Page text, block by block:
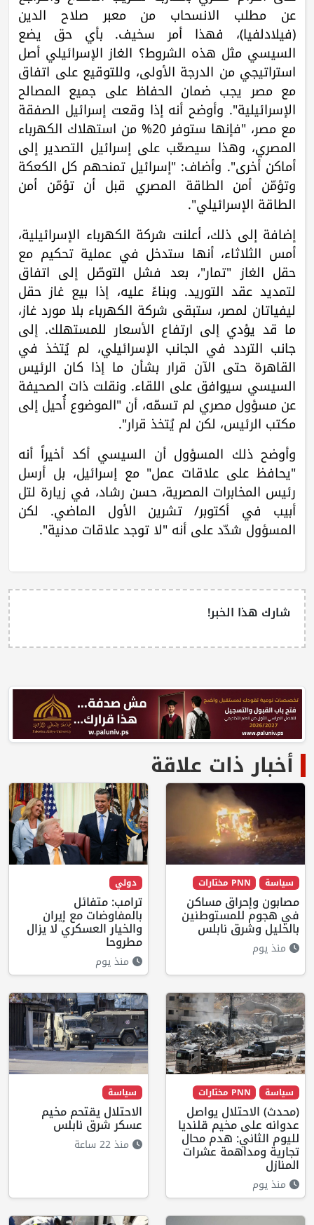
عن مطلب الانسحاب من معبر صلاح الدين
(فيلادلفيا)، فهذا أمر سخيف. بأي حق يضع
السيسي مثل هذه الشروط؟ الغاز الإسرائيلي أصل
استراتيجي من الدرجة الأولى، وللتوقيع على اتفاق
مع مصر يجب ضمان الحفاظ على جميع المصالح
الإسرائيلية". وأوضح أنه إذا وقعت إسرائيل الصفقة
مع مصر، "فإنها ستوفر 20% من استهلاك الكهرباء
المصري، وهذا سيصعّب على إسرائيل التصدير إلى
أماكن أخرى". وأضاف: "إسرائيل تمنحهم كل الكعكة
وتؤمّن أمن الطاقة المصري قبل أن تؤمّن أمن
الطاقة الإسرائيلي".
إضافة إلى ذلك، أعلنت شركة الكهرباء الإسرائيلية،
أمس الثلاثاء، أنها ستدخل في عملية تحكيم مع
حقل الغاز "تمار"، بعد فشل التوصّل إلى اتفاق
لتمديد عقد التوريد. وبناءً عليه، إذا بيع غاز حقل
ليفياتان لمصر، ستبقى شركة الكهرباء بلا مورد غاز،
ما قد يؤدي إلى ارتفاع الأسعار للمستهلك. إلى
جانب التردد في الجانب الإسرائيلي، لم يُتخذ في
القاهرة حتى الآن قرار بشأن ما إذا كان الرئيس
السيسي سيوافق على اللقاء. ونقلت ذات الصحيفة
عن مسؤول مصري لم تسمّه، أن "الموضوع أُحيل إلى
مكتب الرئيس، لكن لم يُتخذ قرار".
وأوضح ذلك المسؤول أن السيسي أكد أخيراً أنه
"يحافظ على علاقات عمل" مع إسرائيل، بل أرسل
رئيس المخابرات المصرية، حسن رشاد، في زيارة لتل
أبيب في أكتوبر/ تشرين الأول الماضي. لكن
المسؤول شدّد على أنه "لا توجد علاقات مدنية".
شارك هذا الخبر!
أخبار ذات علاقة
سياسة PNN مختارات
مصابون وإحراق مساكن
في هجوم للمستوطنين
بالخليل وشرق نابلس
منذ يوم
دولي
ترامب: متفائل
بالمفاوضات مع إيران
والخيار العسكري لا يزال
مطروحا
منذ يوم
سياسة PNN مختارات
(محدث) الاحتلال يواصل
عدوانه على مخيم قلنديا
لليوم الثاني: هدم محال
تجارية ومداهمة عشرات
المنازل
منذ يوم
سياسة
الاحتلال يقتحم مخيم
عسكر شرق نابلس
منذ 22 ساعة